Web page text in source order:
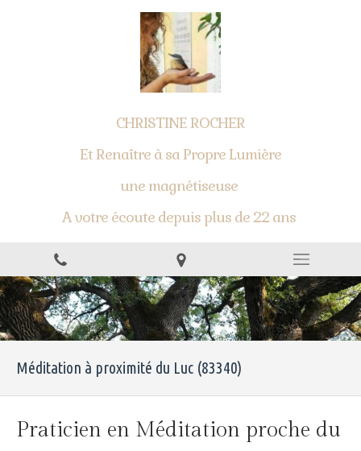
CHRISTINE ROCHER
Et Renaître à sa Propre Lumière
une magnétiseuse
A votre écoute depuis plus de 22 ans
Méditation à proximité du Luc (83340)
Praticien en Méditation proche du